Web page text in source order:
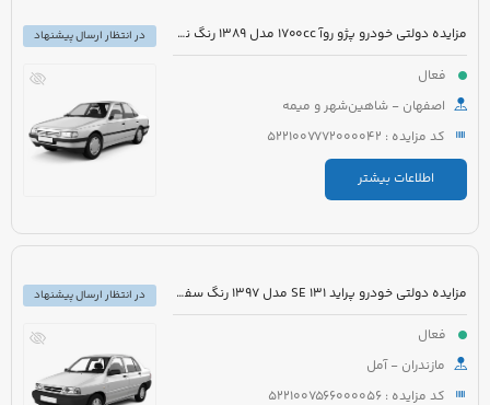
مزایده دولتی خودرو پژو روآ 1700cc مدل 1389 رنگ نقره ای متالیک
فعال
اصفهان - شاهین‌شهر و میمه
کد مزایده : 5221007772000042
اطلاعات بیشتر
در انتظار ارسال پیشنهاد
مزایده دولتی خودرو پراید 131 SE مدل 1397 رنگ سفید
فعال
مازندران - آمل
کد مزایده : 5221007566000056
در انتظار ارسال پیشنهاد